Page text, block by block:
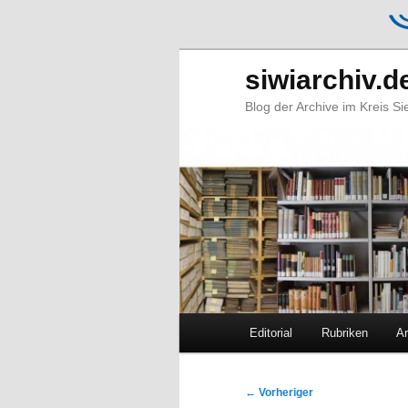
Blog der Archive im Kreis
Zum
Zum
Editorial Rubriken
Beitragsnavigation
← Vorheriger